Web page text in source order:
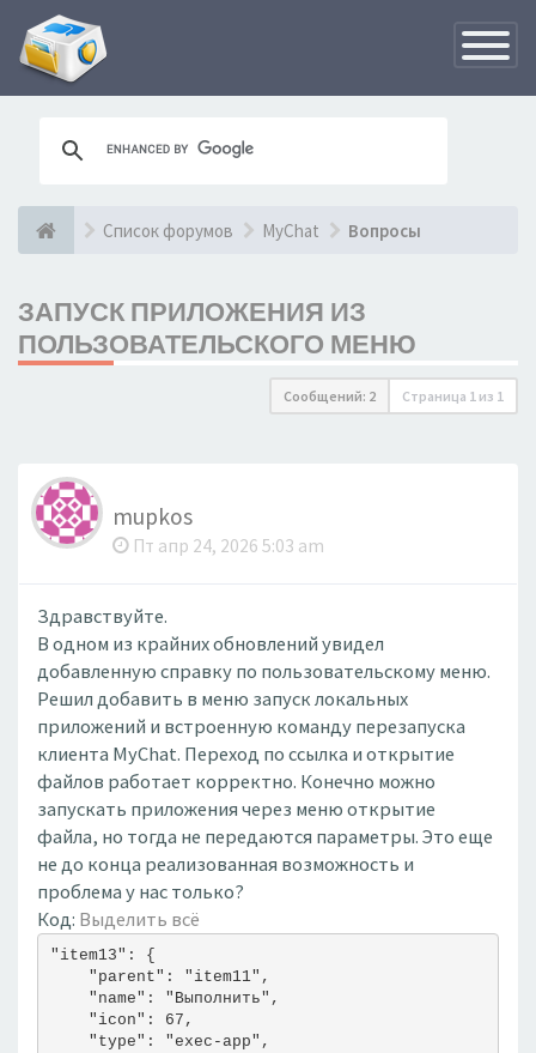
Список форумов MyChat Вопросы
ЗАПУСК ПРИЛОЖЕНИЯ ИЗ
ПОЛЬЗОВАТЕЛЬСКОГО МЕНЮ
Сообщений: 2 Страница 1 из 1
mupkos
Пт апр 24, 2026 5:03 am
Здравствуйте.
В одном из крайних обновлений увидел
добавленную справку по пользовательскому меню.
Решил добавить в меню запуск локальных
приложений и встроенную команду перезапуска
клиента MyChat. Переход по ссылка и открытие
файлов работает корректно. Конечно можно
запускать приложения через меню открытие
файла, но тогда не передаются параметры. Это еще
не до конца реализованная возможность и
проблема у нас только?
Код: Выделить всё
"item13": {
"parent": "item11",
"name": "Выполнить",
"icon": 67,
"type": "exec-app",